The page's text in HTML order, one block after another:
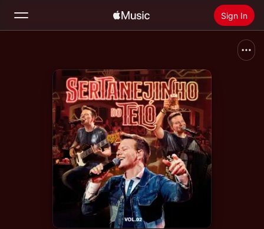
Sign In
Radio
Install Apple Music